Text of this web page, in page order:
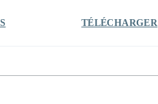
TÉLÉCHARGER